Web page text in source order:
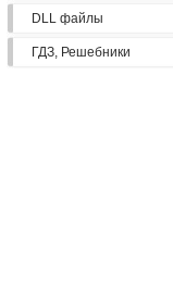
DLL файлы
ГДЗ, Решебники